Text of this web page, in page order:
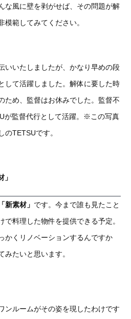
な風に壁を剥がせば、その問題が解
範してみてください。
いいたしましたが、かなり早めの段
して活躍しました。解体に要した時
ため、監督はお休みでした。監督不
が監督代行として活躍。※この写真
のTETSUです。
」
「新素材」 です。今まで誰も見たこと
料理した物件を提供できる予定。
かくリノベーションするんですか
みたいと思います。
ンルームがその姿を現したわけです